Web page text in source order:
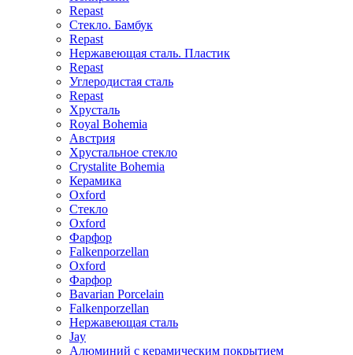
Repast
Стекло. Бамбук
Repast
Нержавеющая сталь. Пластик
Repast
Углеродистая сталь
Repast
Хрусталь
Royal Bohemia
Австрия
Хрустальное стекло
Crystalite Bohemia
Керамика
Oxford
Стекло
Oxford
Фарфор
Falkenporzellan
Oxford
Фарфор
Bavarian Porcelain
Falkenporzellan
Нержавеющая сталь
Jay
Алюминий с керамическим покрытием